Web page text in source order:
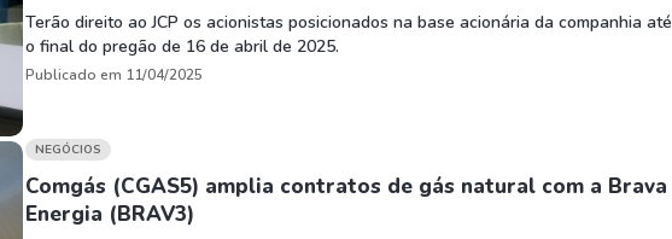
Terão direito ao JCP os acionistas posicionados na base acionária da companhia até
o final do pregão de 16 de abril de 2025.
Publicado em 11/04/2025
NEGÓCIOS
Comgás (CGAS5) amplia contratos de gás natural com a Brava
Energia (BRAV3)